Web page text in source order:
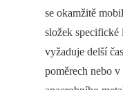
se okamžitě
složek specifické
vyžaduje delší
poměrech nebo